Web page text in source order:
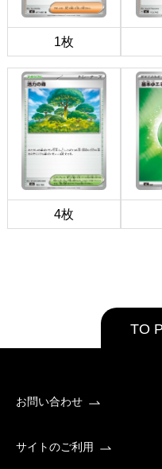
1枚
4枚
TO
お問い合わせ
サイトのご利用